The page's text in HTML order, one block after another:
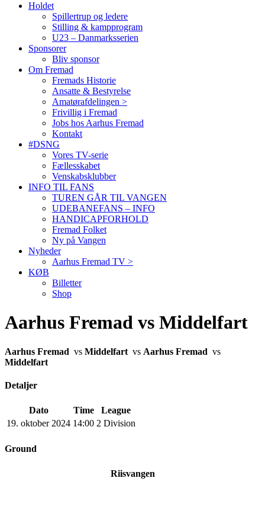
Holdet
Spillertrup og ledere
Stilling & kampprogram
U23 – Danmarksserien
Sponsorer
Bliv sponsor
Om Fremad
Fremads Historie
Ansatte & Bestyrelse
Amatørafdelingen >
Frivillig i Fremad
Jobs hos Aarhus Fremad
Kontakt
#DSNG
Vores TV-serie
Fællesskabet
Venskabsklubber
INFO TIL FANS
TUREN GÅR TIL VANGEN
UDEBANEFANS – INFO
HANDICAPFORHOLD
Fremad Folket
Ny på Vangen
Nyheder
Aarhus Fremad TV >
KØB
Billetter
Shop
Aarhus Fremad vs Middelfart
Aarhus Fremad vs Middelfart vs Aarhus Fremad vs
Middelfart
Detaljer
Dato Time
League
19. oktober 2024 14:00 2 Division
Ground
Riisvangen